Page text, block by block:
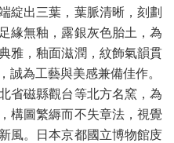
綻出三葉，葉脈清晰，刻劃
緣無釉，露銀灰色胎土，為
雅，釉面滋潤，紋飾氣韻貫
誠為工藝與美感兼備佳作。
省磁縣觀台等北方名窯，為
構圖繁縟而不失章法，視覺
風。日本京都國立博物館庋